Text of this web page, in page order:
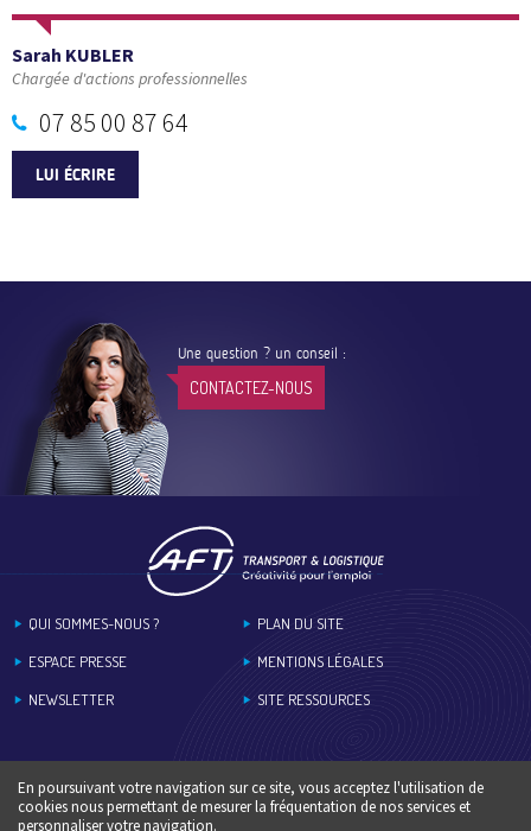
Sarah KUBLER
Chargée d'actions professionnelles
07 85 00 87 64
LUI ÉCRIRE
Une question ? un conseil :
CONTACTEZ-NOUS
QUI SOMMES-NOUS ?
ESPACE PRESSE
NEWSLETTER
PLAN DU SITE
MENTIONS LÉGALES
SITE RESSOURCES
En poursuivant votre navigation sur ce site, vous acceptez l'utilisation de
cookies nous permettant de mesurer la fréquentation de nos services et
personnaliser votre navigation.